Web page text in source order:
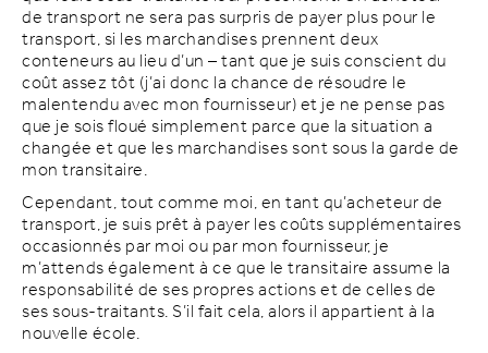
de transport ne sera pas surpris de payer plus pour le
transport, si les marchandises prennent deux
conteneurs au lieu d’un – tant que je suis conscient du
coût assez tôt (j’ai donc la chance de résoudre le
malentendu avec mon fournisseur) et je ne pense pas
que je sois floué simplement parce que la situation a
changée et que les marchandises sont sous la garde de
mon transitaire.
Cependant, tout comme moi, en tant qu’acheteur de
transport, je suis prêt à payer les coûts supplémentaires
occasionnés par moi ou par mon fournisseur, je
m’attends également à ce que le transitaire assume la
responsabilité de ses propres actions et de celles de
ses sous-traitants. S’il fait cela, alors il appartient à la
nouvelle école.